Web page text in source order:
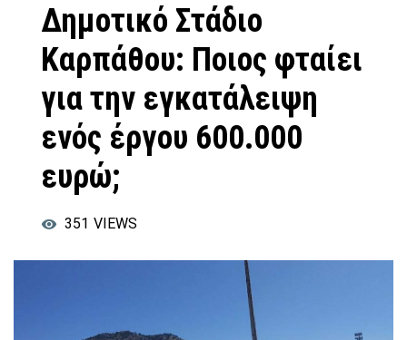
Δημοτικό Στάδιο
Καρπάθου: Ποιος φταίει
για την εγκατάλειψη
ενός έργου 600.000
ευρώ;
351 VIEWS